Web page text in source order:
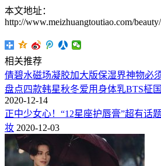
本文地址：
http://www.meizhuangtoutiao.com/
相关推荐
倩碧水磁场凝胶加大版保湿界神物必
盘点四款韩星秋冬爱用身体乳BTS柾
2020-12-14
正中少女心！“12星座护唇膏”超有话
妆 2020-12-03